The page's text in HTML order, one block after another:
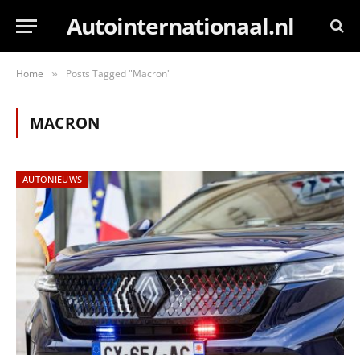
Autointernationaal.nl
Home » Posts Tagged "Macron"
MACRON
AUTONIEUWS